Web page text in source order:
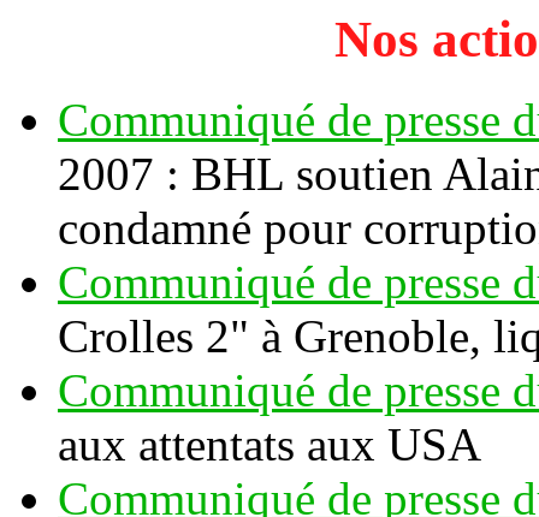
Nos
Communiqué de presse
2007 : BHL soutien
condamné pour
Communiqué de presse
Crolles 2" à Grenoble,
Communiqué de presse
aux attentats aux USA
Communiqué de presse